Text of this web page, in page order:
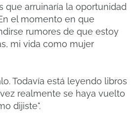
que arruinaría la oportunidad
el momento en que
rumores de que estoy
mi vida como mujer
Todavía está leyendo libros
realmente se haya vuelto
dijiste".